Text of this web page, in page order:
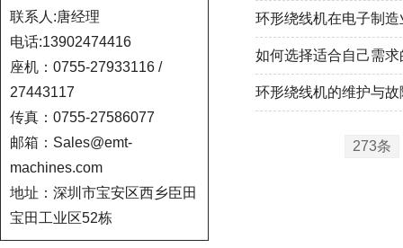
联系人:唐经理
电话:13902474416
座机：0755-27933116 /
27443117
传真：0755-27586077
邮箱：Sales@emt-
machines.com
地址：深圳市宝安区西乡臣田
宝田工业区52栋
环形绕线机在电子制
如何选择适合自己需
环形绕线机的维护与
273条